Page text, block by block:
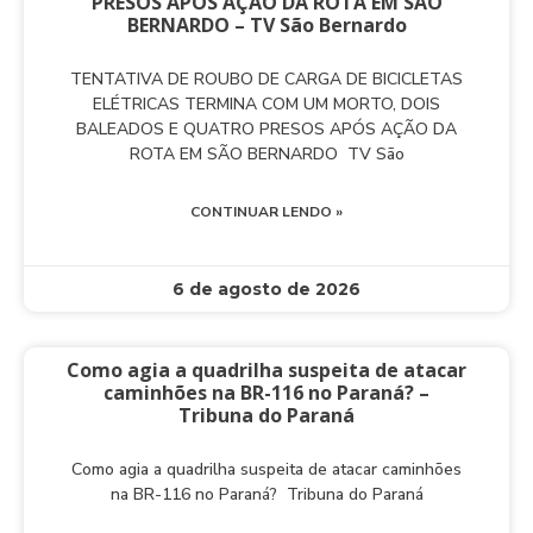
BERNARDO – TV São Bernardo
TENTATIVA DE ROUBO DE CARGA DE BICICLETAS
ELÉTRICAS TERMINA COM UM MORTO, DOIS
BALEADOS E QUATRO PRESOS APÓS AÇÃO DA
ROTA EM SÃO BERNARDO TV São
CONTINUAR LENDO »
6 de agosto de 2026
Como agia a quadrilha suspeita de atacar
caminhões na BR-116 no Paraná? –
Tribuna do Paraná
Como agia a quadrilha suspeita de atacar caminhões
na BR-116 no Paraná? Tribuna do Paraná